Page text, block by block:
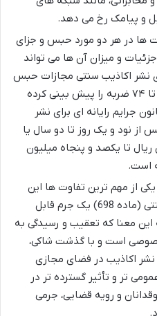
و پیامک رخ می دهد.
ها در هر دو مورد حبس و جزای
و میزان آن ها می تواند
باشد. ماده 698 برای نشر اکاذیب سنتی مجازات حبس
از دو ماه تا دو سال یا شلاق تا ۷۴ ضربه را پیش بینی کرده
در حالی که ماده 18 قانون جرایم رایانه ای برای نشر
از نود و یک روز تا دو سال یا
تا یکصد و پنجاه میلیون
است.
یکی از مهم ترین تفاوت ها این
است که جرم نشر اکاذیب سنتی (ماده 698) یک جرم قابل
معنا که تعقیب و رسیدگی به
است و با گذشت شاکی،
اکاذیب در فضای مجازی
عمومی تر و تأثیر گسترده تر در
و رویه قضایی، جرمی